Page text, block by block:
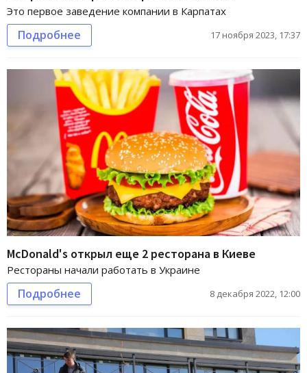
Это первое заведение компании в Карпатах
Подробнее 17 ноября 2023, 17:37
McDonald's открыл еще 2 ресторана в Киеве
Рестораны начали работать в Украине
Подробнее 8 декабря 2022, 12:00